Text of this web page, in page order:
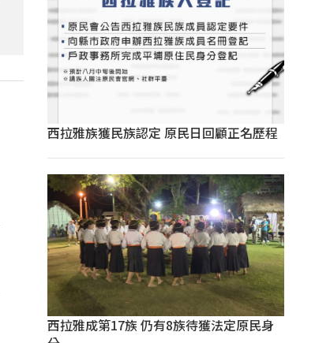
西拉雅族獲民族認定 原民日回顧正名歷程
西拉雅成第17族 仍有8族待獲法定原民身